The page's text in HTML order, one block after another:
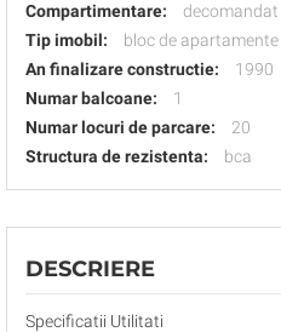
Compartimentare:
decomandat
Tip imobil:
bloc de apartamente
An finalizare constructie:
1990
Numar balcoane:
1
Numar locuri de parcare:
20
Structura de rezistenta:
bca
DESCRIERE
Specificatii Utilitati